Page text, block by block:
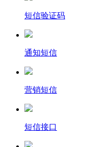
短信验证码
通知短信
营销短信
短信接口